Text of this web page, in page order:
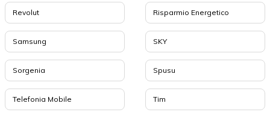
Revolut Risparmio Energetico
Samsung SKY
Sorgenia Spusu
Telefonia Mobile Tim